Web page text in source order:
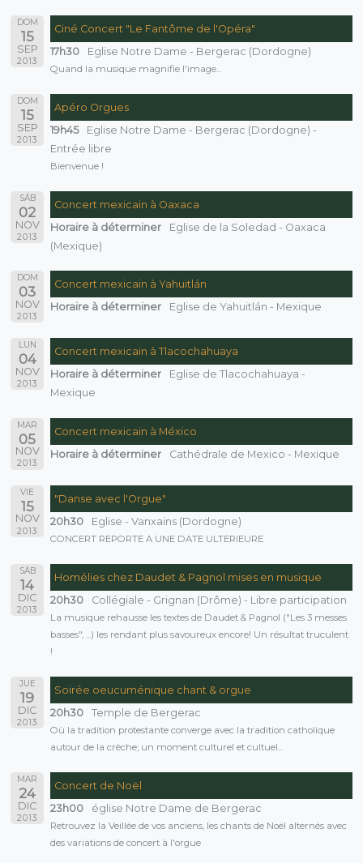
DOM
15
SEP
2013
Ciné Concert "Le Fantôme de l'Opéra"
17h30
Eglise Notre Dame - Bergerac (Dordogne)
Quand la musique magnifie l'image...
DOM
15
SEP
2013
Apéro Orgues
19h45
Eglise Notre Dame - Bergerac (Dordogne) -
Entrée libre
Bienvenue !
SÁB
02
NOV
2013
Concert mexicain à Oaxaca
Horaire à déterminer
Eglise de la Soledad - Oaxaca
(Mexique)
DOM
03
NOV
2013
Concert mexicain à Yahuitlán
Horaire à déterminer
Eglise de Yahuitlán - Mexique
LUN
04
NOV
2013
Concert mexicain à Tlacochahuaya
Horaire à déterminer
Eglise de Tlacochahuaya -
Mexique
MAR
05
NOV
2013
Concert mexicain à México
Horaire à déterminer
Cathédrale de Mexico - Mexique
VIE
15
NOV
2013
"Danse avec l'Orgue"
20h30
Eglise - Vanxains (Dordogne)
CONCERT REPORTE A UNE DATE ULTERIEURE
SÁB
14
DIC
2013
Homélies chez Daudet & Pagnol mises en musique
20h30
Collégiale - Grignan (Drôme) - Libre participation
La musique rehausse les textes de Daudet & Pagnol ("Les 3 messes
basses", ...) les rendant plus savoureux encore! Un résultat truculent
!
JUE
19
DIC
2013
Soirée oeucuménique chant & orgue
20h30
Temple de Bergerac
Où la tradition protestante converge avec la tradition catholique
autour de la crèche; un moment culturel et cultuel...
MAR
24
DIC
2013
Concert de Noël
23h00
église Notre Dame de Bergerac
Retrouvez la Veillée de vos anciens, les chants de Noël alternés avec
des variations de concert à l'orgue